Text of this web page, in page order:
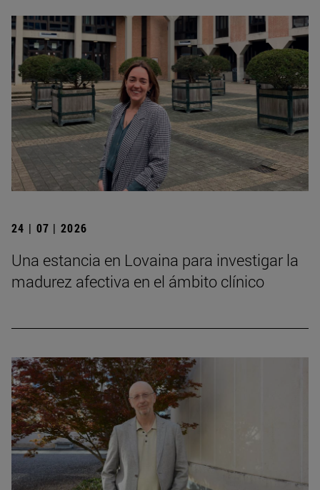
24 | 07 | 2026
Una estancia en Lovaina para investigar la
madurez afectiva en el ámbito clínico